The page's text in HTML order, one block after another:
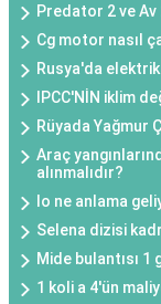
Predator 2 ve Av
Cg motor nasıl
Rusya'da elektrik
IPCC'NİN iklim
Rüyada Yağmur
Araç
alınmalıdır?
Io ne anlama
Selena dizisi
Mide bulantısı 1
1 koli a 4'ün